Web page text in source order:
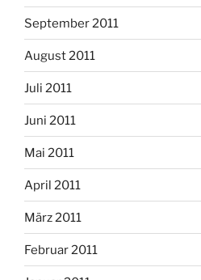
September 2011
August 2011
Juli 2011
Juni 2011
Mai 2011
April 2011
März 2011
Februar 2011